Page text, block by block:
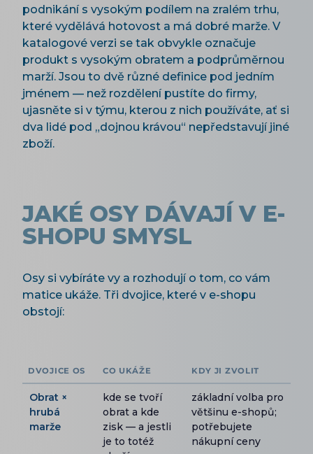
podnikání s vysokým podílem na zralém trhu,
které vydělává hotovost a má dobré marže. V
katalogové verzi se tak obvykle označuje
produkt s vysokým obratem a podprůměrnou
marží. Jsou to dvě různé definice pod jedním
jménem — než rozdělení pustíte do firmy,
ujasněte si v týmu, kterou z nich používáte, ať si
dva lidé pod „dojnou krávou“ nepředstavují jiné
zboží.
JAKÉ OSY DÁVAJÍ V E-
SHOPU SMYSL
Osy si vybíráte vy a rozhodují o tom, co vám
matice ukáže. Tři dvojice, které v e-shopu
obstojí:
DVOJICE OS CO UKÁŽE KDY JI ZVOLIT
Obrat ×
hrubá
marže
kde se tvoří
obrat a kde
zisk — a jestli
je to totéž
základní volba pro
většinu e-shopů;
potřebujete
nákupní ceny